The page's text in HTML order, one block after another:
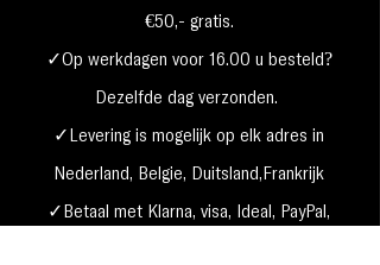
€50,- gratis.
✓Op werkdagen voor 16.00 u besteld?
Dezelfde dag verzonden.
✓Levering is mogelijk op elk adres in
Nederland, België, Duitsland,Frankrijk
✓Betaal met Klarna, visa, Ideal, PayPal,